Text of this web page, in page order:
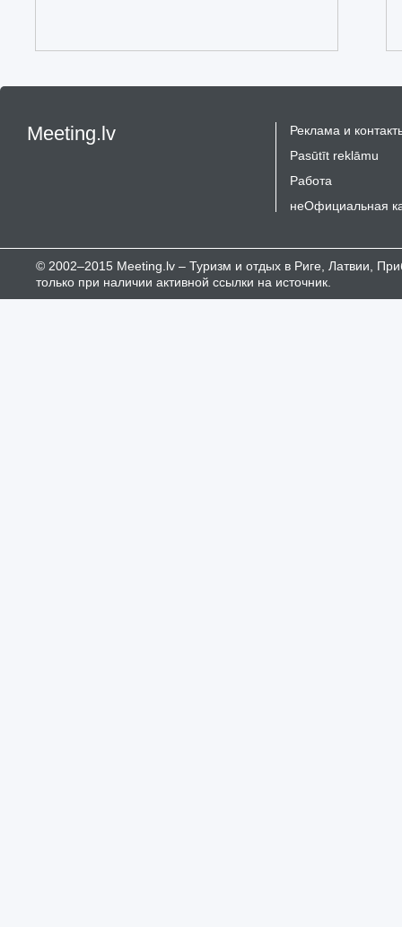
Meeting.lv
Реклама и
Pasūtīt reklāmu
Работа
неОфициальная
© 2002–2015 Meeting.lv – Туризм и отдых в Риге, Латвии,
только при наличии активной ссылки на источник.